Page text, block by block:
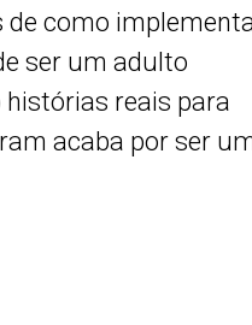
de como
ser um adulto
reais para
acaba por ser